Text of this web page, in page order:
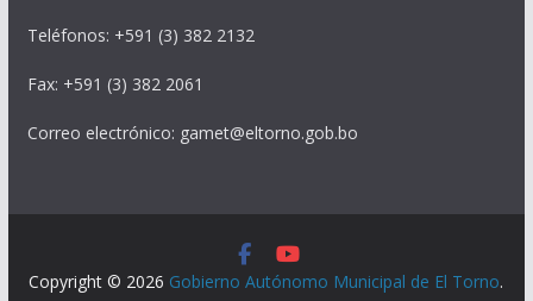
Teléfonos: +591 (3) 382 2132
Fax: +591 (3) 382 2061
Correo electrónico: gamet@eltorno.gob.bo
Copyright © 2026 Gobierno Autónomo Municipal de El Torno.